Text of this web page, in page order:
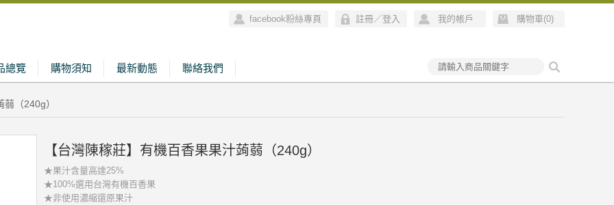
購物車(0)
我的帳戶
註冊／登入
facebook粉絲專頁
總覽 購物須知 最新動態 聯絡我們
（240g）
【台灣陳稼莊】有機百香果果汁蒟蒻（240g）
★果汁含量高達25%
★100%選用台灣有機百香果
★非使用濃縮還原果汁